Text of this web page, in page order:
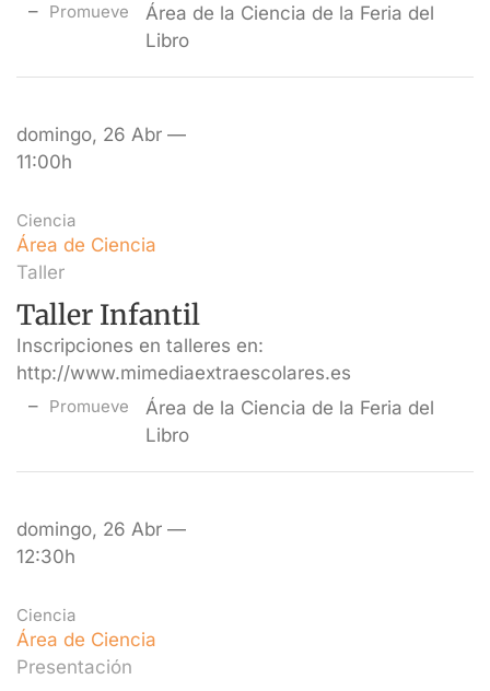
Promueve
Área de la Ciencia de la Feria del
Libro
domingo, 26 Abr —
11:00h
Ciencia
Área de Ciencia
Taller
Taller Infantil
Inscripciones en talleres en:
http://www.mimediaextraescolares.es
Promueve
Área de la Ciencia de la Feria del
Libro
domingo, 26 Abr —
12:30h
Ciencia
Área de Ciencia
Presentación